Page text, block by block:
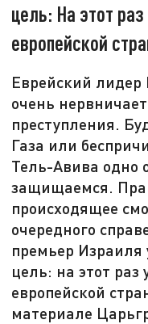
цель: На этот
европейской
Еврейский
очень
преступления.
Газа или
Тель-Авива одно
защищаемся.
происходящее
очередного
премьер
цель: на этот раз
европейской
материале